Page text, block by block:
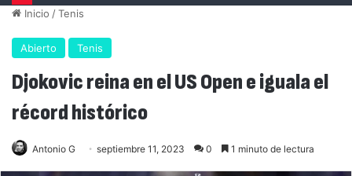
Inicio /Tenis
Abierto Tenis
Djokovic reina en el US Open e iguala el
récord histórico
Antonio G septiembre 11, 2023 0 1 minuto de lectura